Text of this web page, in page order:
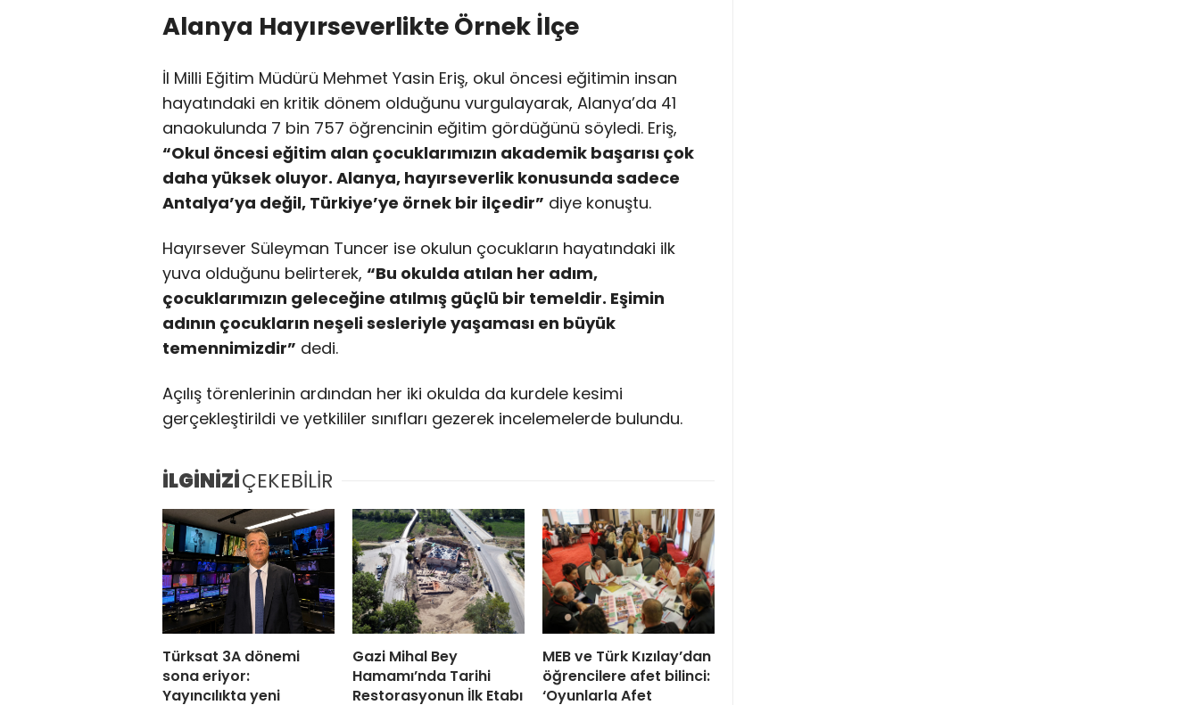
Alanya Hayırseverlikte Örnek İlçe
İl Milli Eğitim Müdürü Mehmet Yasin Eriş, okul öncesi eğitimin insan
hayatındaki en kritik dönem olduğunu vurgulayarak, Alanya’da 41
anaokulunda 7 bin 757 öğrencinin eğitim gördüğünü söyledi. Eriş,
“Okul öncesi eğitim alan çocuklarımızın akademik başarısı çok
daha yüksek oluyor. Alanya, hayırseverlik konusunda sadece
Antalya’ya değil, Türkiye’ye örnek bir ilçedir” diye konuştu.
Hayırsever Süleyman Tuncer ise okulun çocukların hayatındaki ilk
yuva olduğunu belirterek, “Bu okulda atılan her adım,
çocuklarımızın geleceğine atılmış güçlü bir temeldir. Eşimin
adının çocukların neşeli sesleriyle yaşaması en büyük
temennimizdir” dedi.
Açılış törenlerinin ardından her iki okulda da kurdele kesimi
gerçekleştirildi ve yetkililer sınıfları gezerek incelemelerde bulundu.
İLGİNİZİÇEKEBİLİR
Türksat 3A dönemi
sona eriyor:
Yayıncılıkta yeni
Gazi Mihal Bey
Hamamı’nda Tarihi
Restorasyonun İlk Etabı
MEB ve Türk Kızılay’dan
öğrencilere afet bilinci:
‘Oyunlarla Afet